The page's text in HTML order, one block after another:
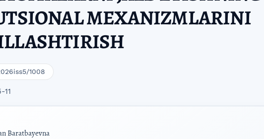
MEXANIZMLARINI
1008
11
Baratbayevna